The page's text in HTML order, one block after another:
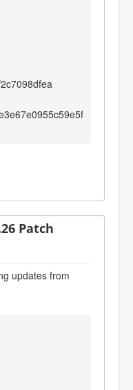
Patch
updates from